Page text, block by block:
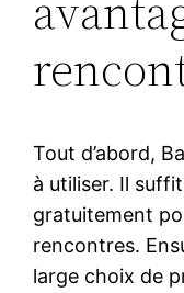
Tout d’abord,
à utiliser. Il
gratuitement
rencontres.
large choix de